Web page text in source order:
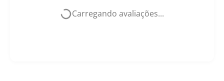
Carregando avaliações...